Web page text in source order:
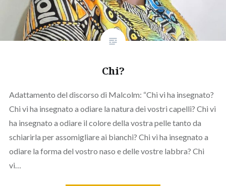
Chi?
Adattamento del discorso di Malcolm: “Chi vi ha insegnato?
Chi vi ha insegnato a odiare la natura dei vostri capelli? Chi vi
ha insegnato a odiare il colore della vostra pelle tanto da
schiarirla per assomigliare ai bianchi? Chi vi ha insegnato a
odiare la forma del vostro naso e delle vostre labbra? Chi
vi…